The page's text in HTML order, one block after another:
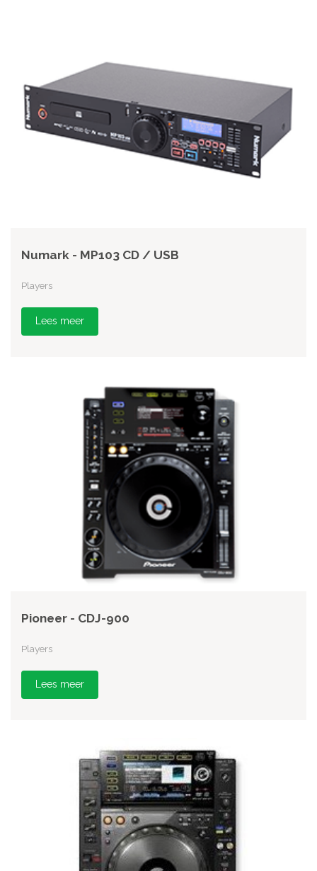
Numark - MP103 CD / USB
Players
Lees meer
Pioneer - CDJ-900
Players
Lees meer